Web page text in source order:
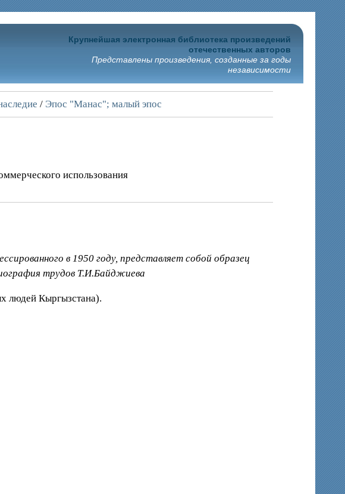
Крупнейшая электронная библиотека произведений
отечественных авторов
Представлены произведения, созданные за годы
независимости
/ Эпос "Манас"; малый эпос
использования
в 1950 году, представляет собой образец
трудов Т.И.Байджиева
людей Кыргызстана).